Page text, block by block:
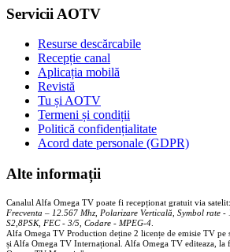
Servicii AOTV
Resurse descărcabile
Recepție canal
Aplicația mobilă
Revistă
Tu și AOTV
Termeni și condiții
Politică confidențialitate
Acord date personale (GDPR)
Alte informații
Canalul Alfa Omega TV poate fi recepționat gratuit via satelit:
Frecventa – 12.567 Mhz, Polarizare Verticală, Symbol rate -
S2,8PSK, FEC - 3/5, Codare - MPEG-4
Alfa Omega TV Production deține 2 licențe de emisie TV pe
și Alfa Omega TV Internațional. Alfa Omega TV editeaza,